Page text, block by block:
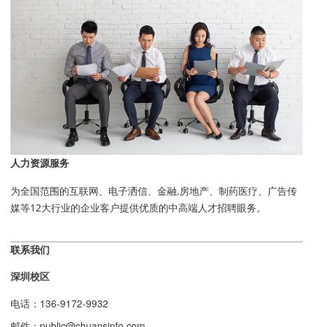
人力资源服务
为全国范围的互联网、电子洒信、金融.房地产、制药医疗、广告传
媒等12大行业的企业客户提供优质的中高端人才招聘眼务。
联系我们
深圳校区
电话：136-9172-9932